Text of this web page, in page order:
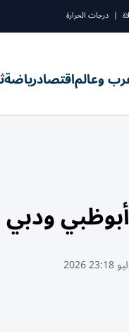
| درجات الحرارة
وعالماقتصادرياضة
ودبي